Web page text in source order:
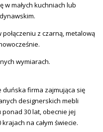
w małych kuchniach lub
z czarną, metalową
wymiarach.
duńska firma zajmująca się
designerskich mebli
ponad 30 lat, obecnie jej
na całym świecie.